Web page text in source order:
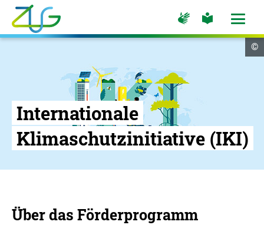
Zum
Hauptinhalt
springen
Logo
Gesellschaft
Zur
Startseite
Zur
Seite
Gebärdensprache
Zur
Seite
leichte
Menü
Internationale
Klimaschutzinitiative (IKI)
©
Über das Förderprogramm